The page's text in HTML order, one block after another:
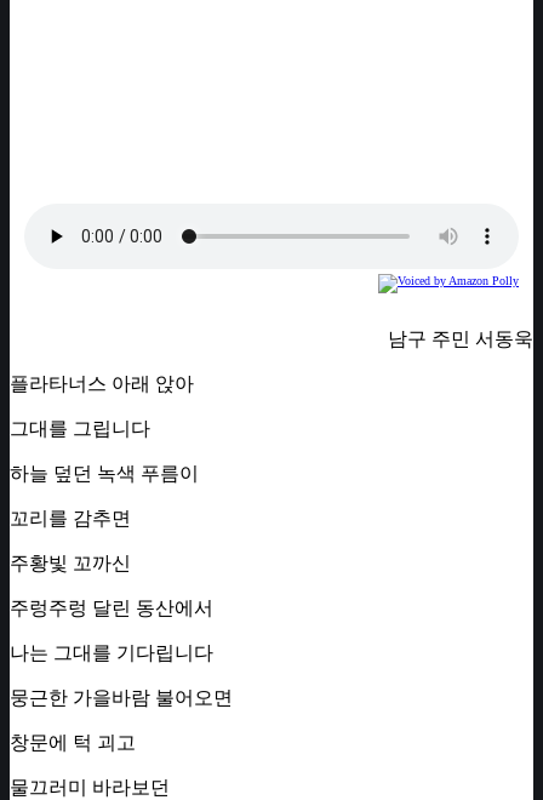
남구 주민 서동욱
플라타너스 아래 앉아
그대를 그립니다
하늘 덮던 녹색 푸름이
꼬리를 감추면
주황빛 꼬까신
주렁주렁 달린 동산에서
나는 그대를 기다립니다
뭉근한 가을바람 불어오면
창문에 턱 괴고
물끄러미 바라보던